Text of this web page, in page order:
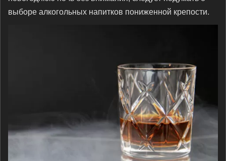
выборе алкогольных напитков пониженной крепости.